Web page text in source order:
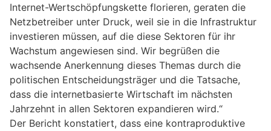
Internet-Wertschöpfungskette florieren, geraten die
Netzbetreiber unter Druck, weil sie in die Infrastruktur
investieren müssen, auf die diese Sektoren für ihr
Wachstum angewiesen sind. Wir begrüßen die
wachsende Anerkennung dieses Themas durch die
politischen Entscheidungsträger und die Tatsache,
dass die internetbasierte Wirtschaft im nächsten
Jahrzehnt in allen Sektoren expandieren wird.“
Der Bericht konstatiert, dass eine kontraproduktive